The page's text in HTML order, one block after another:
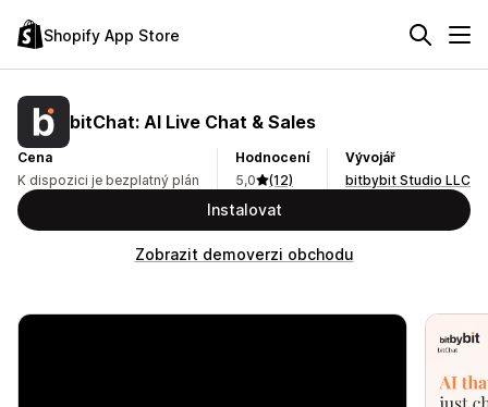
Shopify App Store
bitChat: AI Live Chat & Sales
Cena
K dispozici je bezplatný plán
Hodnocení
5,0
(12)
Vývojář
bitbybit Studio LLC
Instalovat
Zobrazit demoverzi obchodu